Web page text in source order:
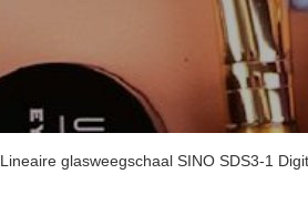
Lineaire glasweegschaal SINO SDS3-1